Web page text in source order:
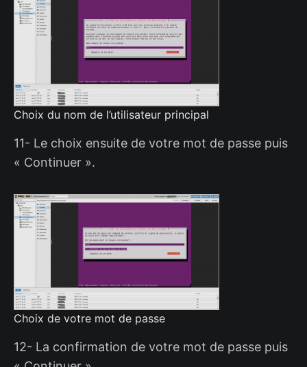
Choix du nom de l’utilisateur principal
11- Le choix ensuite de votre mot de passe puis
« Continuer ».
Choix de votre mot de passe
12- La confirmation de votre mot de passe puis